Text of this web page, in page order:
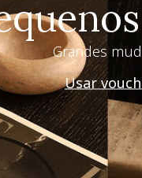
Grandes
Usar